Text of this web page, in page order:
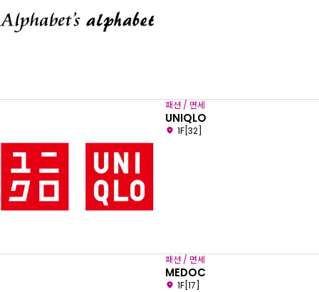
패션 / 면세
UNIQLO
1F[32]
패션 / 면세
MEDOC
1F[17]